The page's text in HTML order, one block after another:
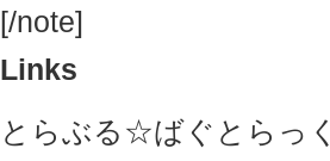
[/note]
Links
とらぶる☆ばぐとらっ